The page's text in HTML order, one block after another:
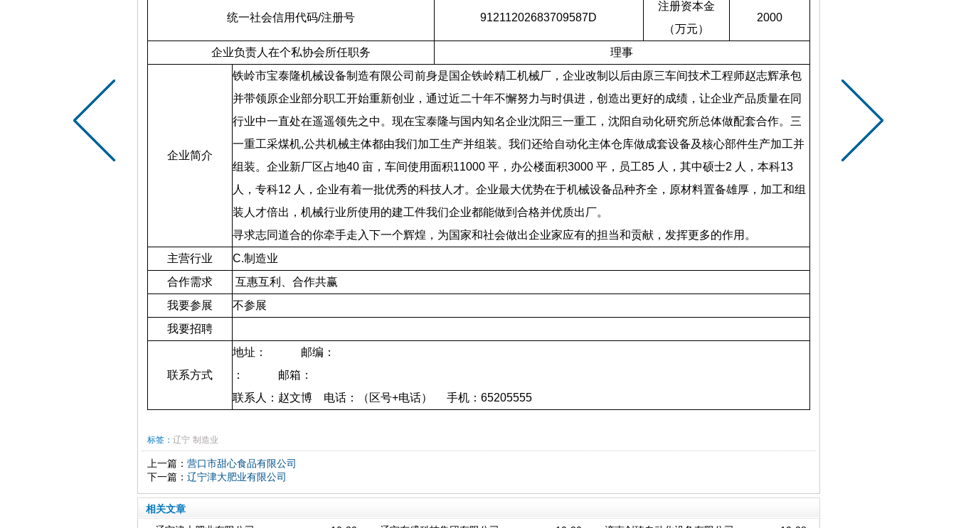
统一社会信用代码/注册号 91211202683709587D
注册资本金
（万元）
2000
企业负责人在个私协会所任职务 理事
企业简介
铁岭市宝泰隆机械设备制造有限公司前身是国企铁岭精工机械厂，企业改制以后由原三车间技术工程师赵志辉承包
并带领原企业部分职工开始重新创业，通过近二十年不懈努力与时俱进，创造出更好的成绩，让企业产品质量在同
行业中一直处在遥遥领先之中。现在宝泰隆与国内知名企业沈阳三一重工，沈阳自动化研究所总体做配套合作。三
一重工采煤机,公共机械主体都由我们加工生产并组装。我们还给自动化主体仓库做成套设备及核心部件生产加工并
组装。企业新厂区占地40 亩，车间使用面积11000 平，办公楼面积3000 平，员工85 人，其中硕士2 人，本科13
人，专科12 人，企业有着一批优秀的科技人才。企业最大优势在于机械设备品种齐全，原材料置备雄厚，加工和组
装人才倍出，机械行业所使用的建工件我们企业都能做到合格并优质出厂。
寻求志同道合的你牵手走入下一个辉煌，为国家和社会做出企业家应有的担当和贡献，发挥更多的作用。
主营行业
C.制造业
合作需求
互惠互利、合作共赢
我要参展
不参展
我要招聘
联系方式
地址：
邮编：
：
邮箱：
联系人：赵文博
电话：（区号+电话） 手机： 65205555
标签： 辽宁 制造业
上一篇： 营口市甜心食品有限公司
下一篇： 辽宁津大肥业有限公司
相关文章